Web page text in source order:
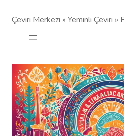
Çeviri Merkezi » Yeminli Çeviri »